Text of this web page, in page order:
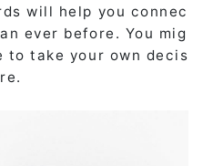
will help you connec
ever before. You mig
to take your own decis